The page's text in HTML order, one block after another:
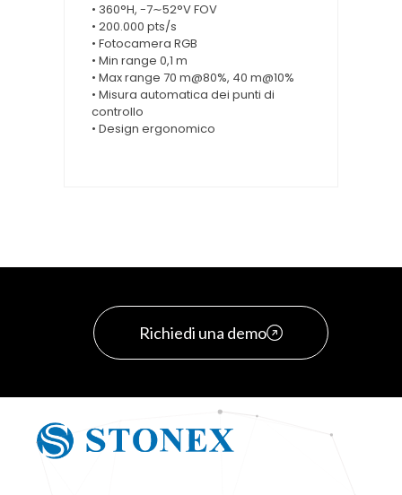
• 360°H, -7∼52°V FOV
• 200.000 pts/s
• Fotocamera RGB
• Min range 0,1 m
• Max range 70 m@80%, 40 m@10%
• Misura automatica dei punti di
controllo
• Design ergonomico
Richiedi una demo